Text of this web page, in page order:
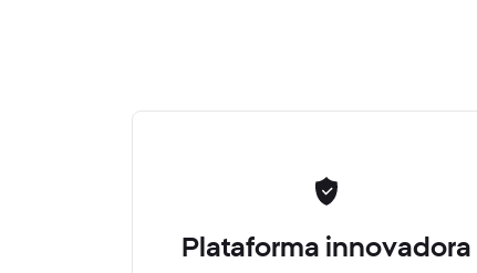
Plataforma innovadora